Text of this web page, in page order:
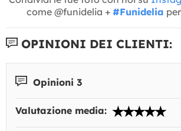
come @funidelia + #Funidelia
OPINIONI DEI CLIENTI:
Opinioni 3
Valutazione media: